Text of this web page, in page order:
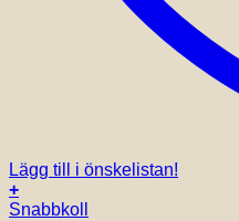
Lägg till i önskelistan!
+
Den
Snabbkoll